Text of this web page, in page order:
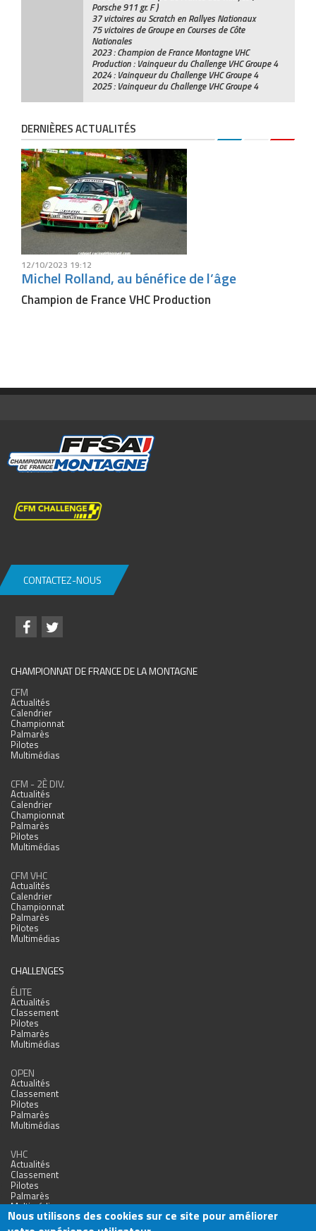
Porsche 911 gr. F )
37 victoires au Scratch en Rallyes Nationaux
75 victoires de Groupe en Courses de Côte
Nationales
2023 : Champion de France Montagne VHC
Production : Vainqueur du Challenge VHC Groupe 4
2024 : Vainqueur du Challenge VHC Groupe 4
2025 : Vainqueur du Challenge VHC Groupe 4
DERNIÈRES ACTUALITÉS
12/10/2023 19:12
Michel Rolland, au bénéfice de l’âge
Champion de France VHC Production
CONTACTEZ-NOUS
CHAMPIONNAT DE FRANCE DE LA MONTAGNE
CFM
Actualités
Calendrier
Championnat
Palmarès
Pilotes
Multimédias
CFM - 2È DIV.
Actualités
Calendrier
Championnat
Palmarès
Pilotes
Multimédias
CFM VHC
Actualités
Calendrier
Championnat
Palmarès
Pilotes
Multimédias
CHALLENGES
ÉLITE
Actualités
Classement
Pilotes
Palmarès
Multimédias
OPEN
Actualités
Classement
Pilotes
Palmarès
Multimédias
VHC
Actualités
Classement
Pilotes
Palmarès
Multimédias
Nous utilisons des cookies sur ce site pour améliorer